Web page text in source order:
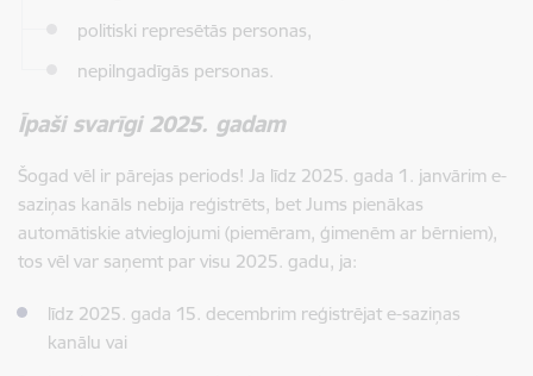
politiski represētās personas,
nepilngadīgās personas.
Īpaši svarīgi 2025. gadam
Šogad vēl ir pārejas periods! Ja līdz 2025. gada 1. janvārim e-
saziņas kanāls nebija reģistrēts, bet Jums pienākas
automātiskie atvieglojumi (piemēram, ģimenēm ar bērniem),
tos vēl var saņemt par visu 2025. gadu, ja:
līdz 2025. gada 15. decembrim reģistrējat e-saziņas
kanālu vai